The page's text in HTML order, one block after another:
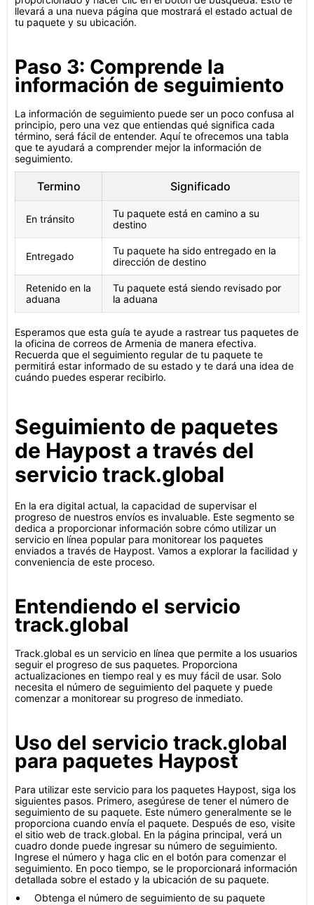
llevará a una nueva página que mostrará el estado actual de
tu paquete y su ubicación.
Paso 3: Comprende la
información de seguimiento
La información de seguimiento puede ser un poco confusa al
principio, pero una vez que entiendas qué significa cada
término, será fácil de entender. Aquí te ofrecemos una tabla
que te ayudará a comprender mejor la información de
seguimiento.
Termino Significado
En tránsito
Tu paquete está en camino a su
destino
Entregado
Tu paquete ha sido entregado en la
dirección de destino
Retenido en la
aduana
Tu paquete está siendo revisado por
la aduana
Esperamos que esta guía te ayude a rastrear tus paquetes de
la oficina de correos de Armenia de manera efectiva.
Recuerda que el seguimiento regular de tu paquete te
permitirá estar informado de su estado y te dará una idea de
cuándo puedes esperar recibirlo.
Seguimiento de paquetes
de Haypost a través del
servicio track.global
En la era digital actual, la capacidad de supervisar el
progreso de nuestros envíos es invaluable. Este segmento se
dedica a proporcionar información sobre cómo utilizar un
servicio en línea popular para monitorear los paquetes
enviados a través de Haypost. Vamos a explorar la facilidad y
conveniencia de este proceso.
Entendiendo el servicio
track.global
Track.global es un servicio en línea que permite a los usuarios
seguir el progreso de sus paquetes. Proporciona
actualizaciones en tiempo real y es muy fácil de usar. Solo
necesita el número de seguimiento del paquete y puede
comenzar a monitorear su progreso de inmediato.
Uso del servicio track.global
para paquetes Haypost
Para utilizar este servicio para los paquetes Haypost, siga los
siguientes pasos. Primero, asegúrese de tener el número de
seguimiento de su paquete. Este número generalmente se le
proporciona cuando envía el paquete. Después de eso, visite
el sitio web de track.global. En la página principal, verá un
cuadro donde puede ingresar su número de seguimiento.
Ingrese el número y haga clic en el botón para comenzar el
seguimiento. En poco tiempo, se le proporcionará información
detallada sobre el estado y la ubicación de su paquete.
Obtenga el número de seguimiento de su paquete